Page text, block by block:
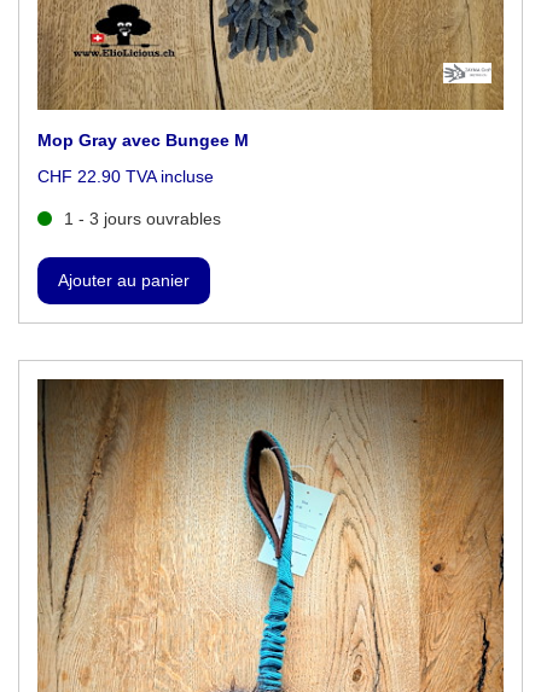
Mop Gray avec Bungee M
CHF 22.90 TVA incluse
1 - 3 jours ouvrables